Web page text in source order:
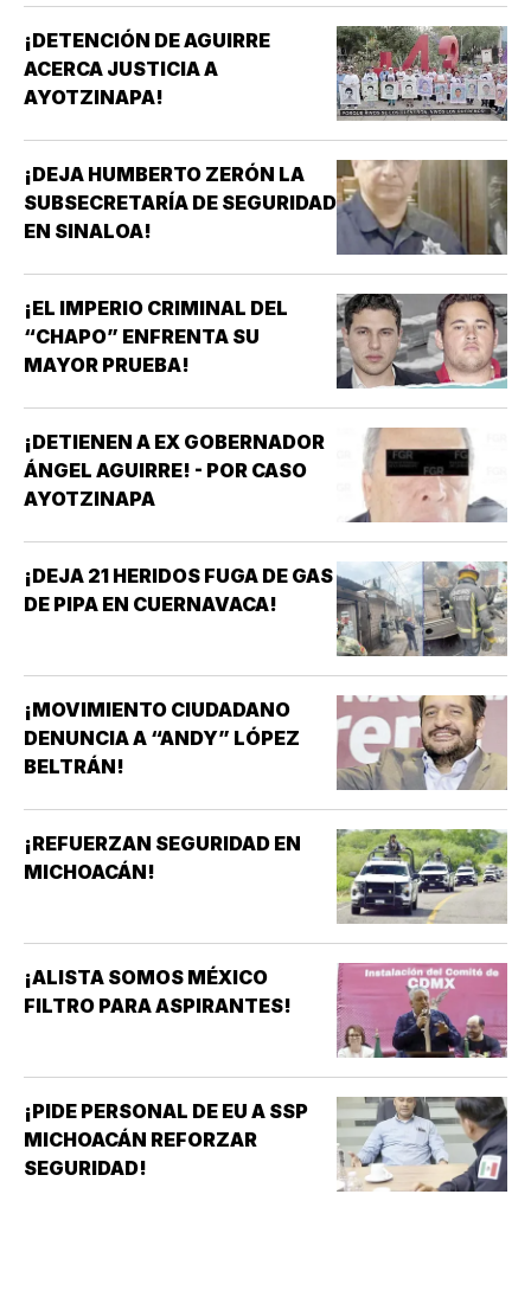
¡DETENCIÓN DE AGUIRRE
ACERCA JUSTICIA A
AYOTZINAPA!
¡DEJA HUMBERTO ZERÓN LA
SUBSECRETARÍA DE SEGURIDAD
EN SINALOA!
¡EL IMPERIO CRIMINAL DEL
“CHAPO” ENFRENTA SU
MAYOR PRUEBA!
¡DETIENEN A EX GOBERNADOR
ÁNGEL AGUIRRE! - POR CASO
AYOTZINAPA
¡DEJA 21 HERIDOS FUGA DE GAS
DE PIPA EN CUERNAVACA!
¡MOVIMIENTO CIUDADANO
DENUNCIA A “ANDY” LÓPEZ
BELTRÁN!
¡REFUERZAN SEGURIDAD EN
MICHOACÁN!
¡ALISTA SOMOS MÉXICO
FILTRO PARA ASPIRANTES!
¡PIDE PERSONAL DE EU A SSP
MICHOACÁN REFORZAR
SEGURIDAD!